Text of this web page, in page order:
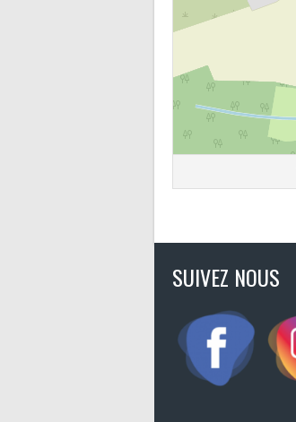
SUIVEZ NOUS